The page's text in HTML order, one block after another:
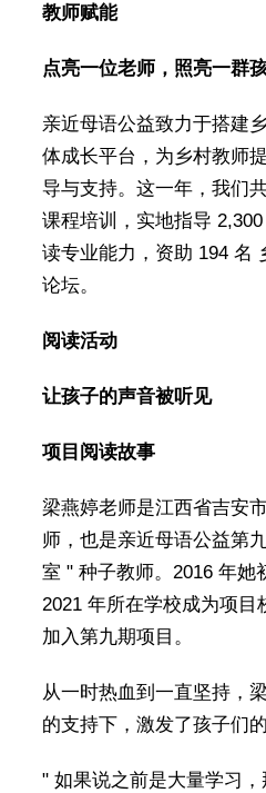
教师赋能
点亮一位老师，照亮一群
亲近母语公益致力于搭建
体成长平台，为乡村教师
导与支持。这一年，我们
课程培训，实地指导
读专业能力，资助 194 名
论坛。
阅读活动
让孩子的声音被听见
项目阅读故事
梁燕婷老师是江西省吉安
师，也是亲近母语公益第
室 " 种子教师。2016 年她
2021 年所在学校成为项目
加入第九期项目。
从一时热血到一直坚持，
的支持下，激发了孩子们
" 如果说之前是大量学习